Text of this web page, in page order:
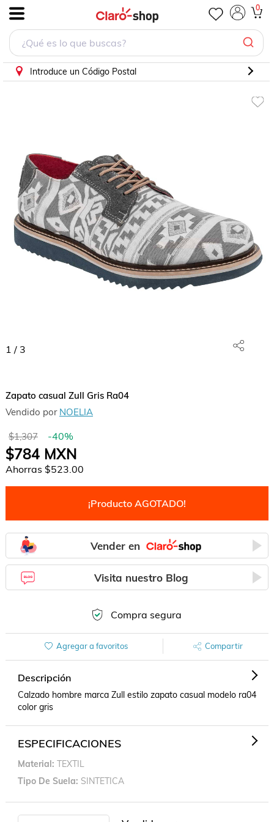
0
Introduce un Código Postal
1 / 3
Zapato casual Zull Gris Ra04
Vendido por NOELIA
$1,307 -40%
$784MXN
Ahorras $523.00
¡Producto AGOTADO!
Vender en
Visita nuestro Blog
Compra segura
Agregar a favoritos Compartir
Descripción
Calzado hombre marca Zull estilo zapato casual modelo ra04
color gris
ESPECIFICACIONES
Material TEXTIL
Tipo De Suela SINTETICA
Zapato casual Zull Gris Ra04